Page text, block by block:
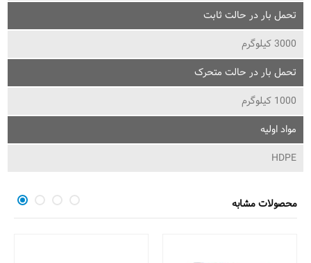
تحمل بار در حالت ثابت
3000 کیلوگرم
تحمل بار در حالت متحرک
1000 کیلوگرم
مواد اولیه
HDPE
محصولات مشابه